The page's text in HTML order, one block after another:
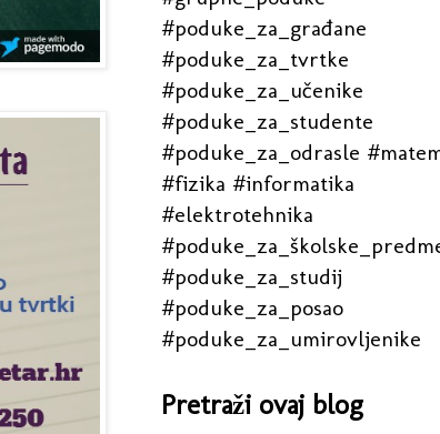
#poduke_za_građane
#poduke_za_tvrtke
#poduke_za_učenike
#poduke_za_studente
#poduke_za_odrasle
#fizika #informatika
#elektrotehnika
#poduke_za_studij
#poduke_za_posao
#poduke_za_umirovljenike
Pretraži ovaj blog